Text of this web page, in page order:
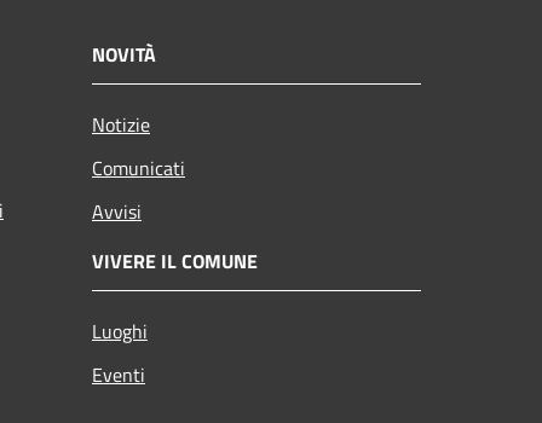
NOVITÀ
Notizie
Comunicati
Avvisi
VIVERE IL COMUNE
Luoghi
Eventi